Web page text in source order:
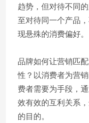
趋势，但对待不同
至对待同一个产品
现悬殊的消费偏好。
品牌如何让营销匹
性？以消费者为营
费者需要为手段，
效有效的互利关系
的目的。